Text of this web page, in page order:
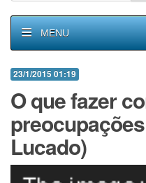
MENU
23/1/2015 01:19
O que fazer
Lucado)